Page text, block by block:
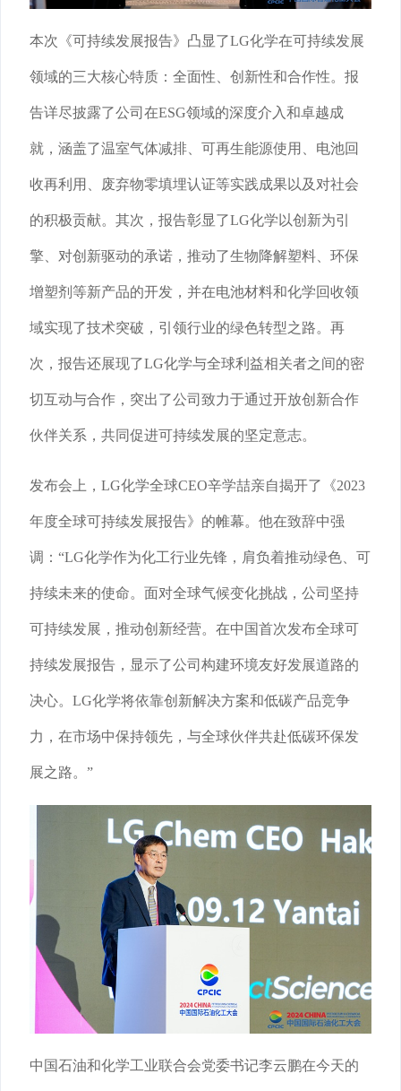
本次《可持续发展报告》凸显了LG化学在可持续发展
领域的三大核心特质：全面性、创新性和合作性。报
告详尽披露了公司在ESG领域的深度介入和卓越成
就，涵盖了温室气体减排、可再生能源使用、电池回
收再利用、废弃物零填埋认证等实践成果以及对社会
的积极贡献。其次，报告彰显了LG化学以创新为引
擎、对创新驱动的承诺，推动了生物降解塑料、环保
增塑剂等新产品的开发，并在电池材料和化学回收领
域实现了技术突破，引领行业的绿色转型之路。再
次，报告还展现了LG化学与全球利益相关者之间的密
切互动与合作，突出了公司致力于通过开放创新合作
伙伴关系，共同促进可持续发展的坚定意志。
发布会上，LG化学全球CEO辛学喆亲自揭开了《2023
年度全球可持续发展报告》的帷幕。他在致辞中强
调：“LG化学作为化工行业先锋，肩负着推动绿色、可
持续未来的使命。面对全球气候变化挑战，公司坚持
可持续发展，推动创新经营。在中国首次发布全球可
持续发展报告，显示了公司构建环境友好发展道路的
决心。LG化学将依靠创新解决方案和低碳产品竞争
力，在市场中保持领先，与全球伙伴共赴低碳环保发
展之路。”
中国石油和化学工业联合会党委书记李云鹏在今天的